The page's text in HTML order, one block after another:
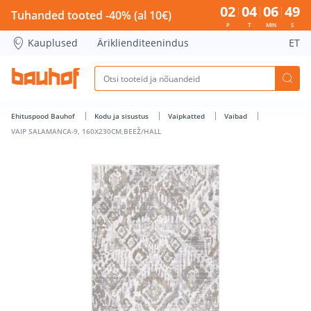
VAIP SALAMANCA-9, 160X230CM,BEEŽ/HALL - Bauhof has
Tuhanded tooted -40% (al 10€) 02
P
04
T
06
MIN
48
S
Kauplused Äriklienditeenindus ET
Ehituspood Bauhof Kodu ja sisustus Vaipkatted
Vaibad
VAIP SALAMANCA-9, 160X230CM,BEEŽ/HALL